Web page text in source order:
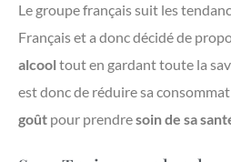
Le groupe français suit les
Français et a donc décidé de
alcool tout en gardant toute la
est donc de réduire sa
goût pour prendresoin de sa